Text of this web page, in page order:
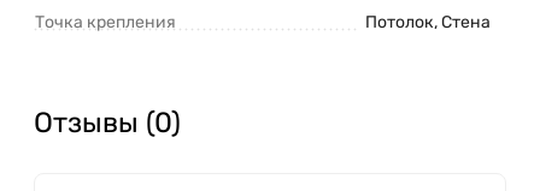
Точка крепления Потолок, Стена
Отзывы (0)